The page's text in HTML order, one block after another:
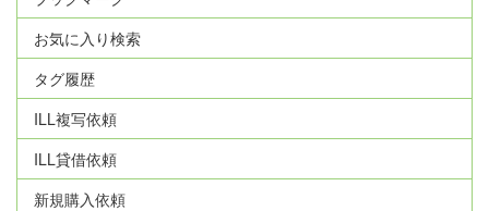
お気に入り検索
タグ履歴
ILL複写依頼
ILL貸借依頼
新規購入依頼